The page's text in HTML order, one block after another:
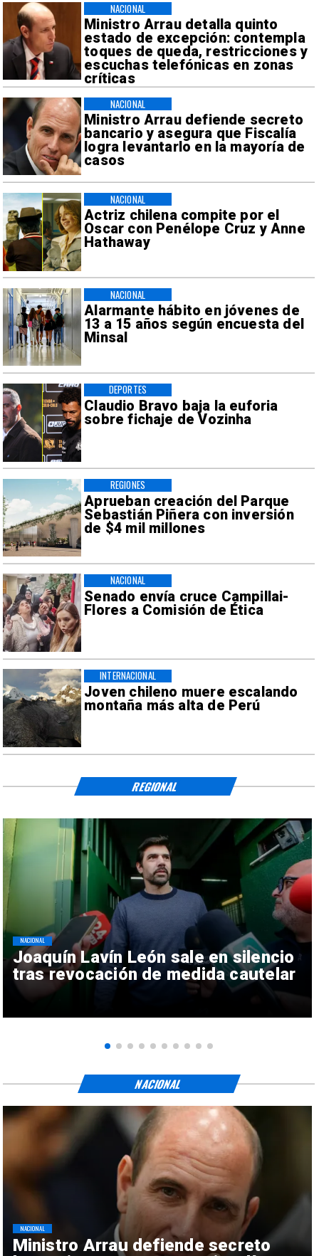
Ministro Arrau detalla quinto
estado de excepción: contempla
toques de queda, restricciones y
escuchas telefónicas en zonas
críticas
NACIONAL
Ministro Arrau defiende secreto
bancario y asegura que Fiscalía
logra levantarlo en la mayoría de
casos
NACIONAL
Actriz chilena compite por el
Oscar con Penélope Cruz y Anne
Hathaway
NACIONAL
Alarmante hábito en jóvenes de
13 a 15 años según encuesta del
Minsal
NACIONAL
Claudio Bravo baja la euforia
sobre fichaje de Vozinha
DEPORTES
Aprueban creación del Parque
Sebastián Piñera con inversión
de $4 mil millones
REGIONES
Senado envía cruce Campillai-
Flores a Comisión de Ética
NACIONAL
Joven chileno muere escalando
montaña más alta de Perú
INTERNACIONAL
Joaquín Lavín León sale en silencio
tras revocación de medida cautelar
NACIONAL
REGIONAL
Ministro Arrau defiende secreto
NACIONAL
NACIONAL